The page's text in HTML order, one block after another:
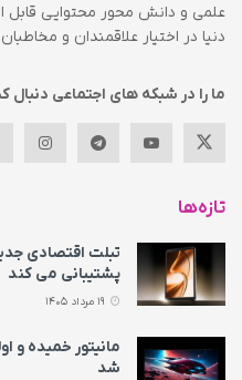
علمی و دانش محور محتوایی قابل
دنیا در اختیار علاقمندان و
ما را در شبکه های اجتماعی دنبال
تازه‌ها
تبلت اقتصادی
پشتیبانی می‌ کند
شد